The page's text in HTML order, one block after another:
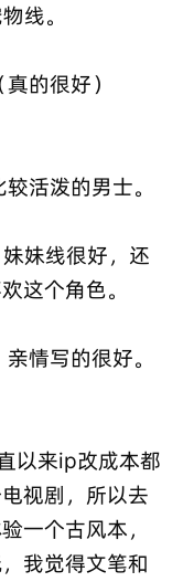
线。
的很好）
活泼的男士。
妹妹线很好，还
这个角色。
情写的很好。
以来ip改成本都
视剧，所以去
一个古风本，
我觉得文笔和